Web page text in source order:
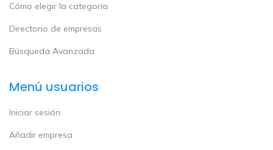
Cómo elegir la categoría
Directorio de empresas
Búsqueda Avanzada
Menú usuarios
Iniciar sesión
Añadir empresa